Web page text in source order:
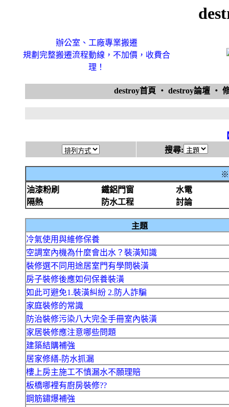
辦公室、工廠專業搬遷
規劃完整搬遷流程動線，不加價，收費合
理！
destroy首頁 ‧ destroy論壇 ‧
搜尋:
※
油漆粉刷
鐵鋁門窗
水電
隔熱
防水工程 討論
主題
冷氣使用與維修保養
空調室內機為什麼會出水？裝潢知識
裝修選不同用途居室門有學問裝潢
房子裝修後應如何保養裝潢
如此可避免1.裝潢糾紛 2.防人詐騙
家庭裝修的常識
防治裝修污染八大完全手冊室內裝潢
家居裝修應注意哪些問題
建築結購補強
居家修繕-防水抓漏
樓上房主施工不慎漏水不願理賠
板橋哪裡有廚房裝修??
鋼筋鏽爆補強